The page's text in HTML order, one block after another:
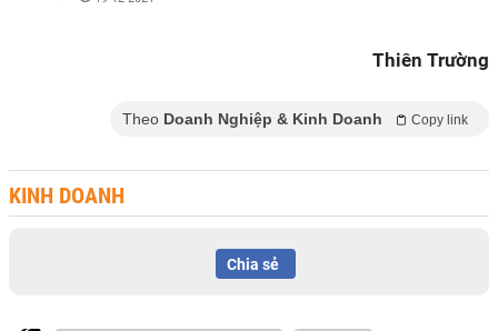
Thiên Trường
Theo Doanh Nghiệp & Kinh Doanh Copy link
KINH DOANH
Chia sẻ